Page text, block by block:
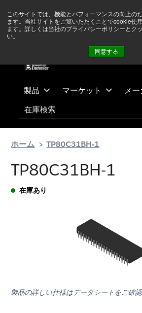
このサイトでは、機能とパフォーマンスの向上の
ます。当社サイトをご覧いただくことでcookie使
ます。詳しくは当社のプライバシーポリシーとク
い。
同意する
テ
ス
ありません 詳しい情報
製品 マーケット メ
検索
ホーム TP80C31BH-1
TP80C31BH-1
在庫あり
製品の詳しい仕様はデータシートをご確